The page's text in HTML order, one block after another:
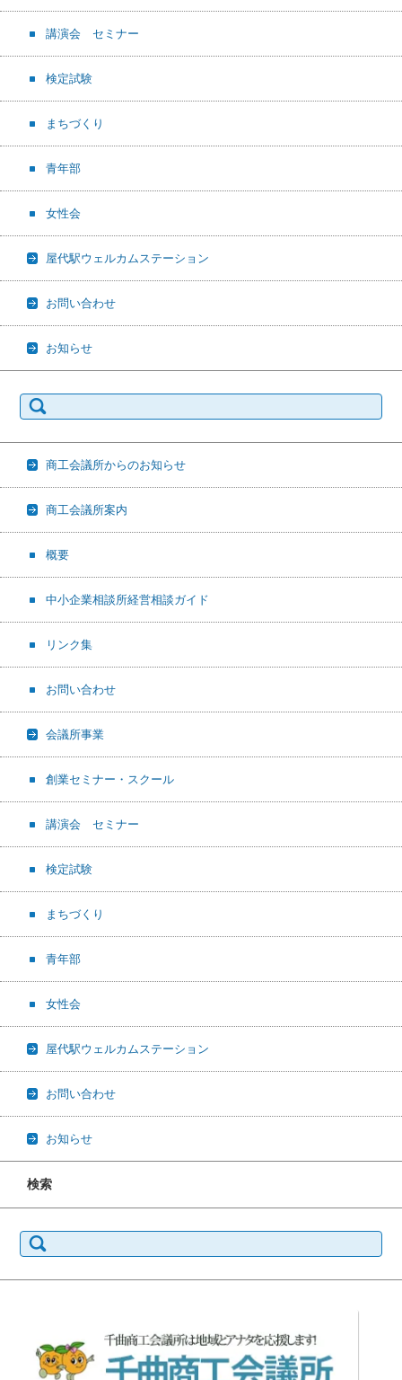
講演会 セミナー
検定試験
まちづくり
青年部
女性会
屋代駅ウェルカムステーション
お問い合わせ
お知らせ
索:
商工会議所からのお知らせ
商工会議所案内
概要
中小企業相談所経営相談ガイド
リンク集
お問い合わせ
会議所事業
創業セミナー・スクール
講演会 セミナー
検定試験
まちづくり
青年部
女性会
屋代駅ウェルカムステーション
お問い合わせ
お知らせ
検索
索: